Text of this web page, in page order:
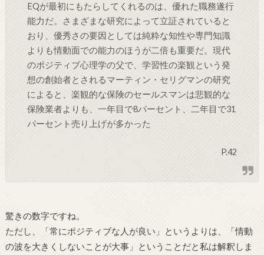
EQが最初にもたらしてくれるのは、優れた職務遂行
能力だ。さまざまな研究によって立証されていると
おり、優秀さの要因としては純粋な知性や専門知識
よりも情動面での能力のほうが二倍も重要だ。現代
のポジティブ心理学の父で、学習性の楽観という発
想の創始者とされるマーティン・セリグマンの研究
によると、楽観的な保険のセールスマンは悲観的な
保険業者よりも、一年目で8パーセント、二年目で31
パーセント売り上げが多かった
P.42
驚きの数字ですね。
ただし、「常にポジティブな人が良い」というよりは、「情動
の波を大きくしないことが大事」ということだと私は解釈しま